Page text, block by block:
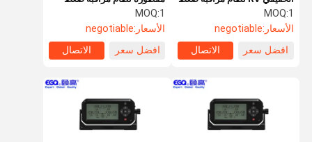
الإطارات
MOQ:1
الأسعار:negotiable
افضل سعر
الاتصال
الإطارات
MOQ:1
الأسعار:negotiable
افضل سعر
الاتصال